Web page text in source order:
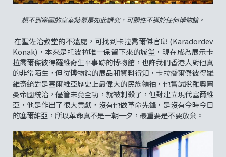
想不到塞國的皇室陵墓是如此講究，可觀性不遜於任何博物館。
在聖佐治教堂的不遠處，可找到卡拉喬爾傑官邸 (Karadordev
Konak)，本來是托波拉唯一保留下來的城堡，現在成為展示卡
拉喬爾傑彼得羅維奇生平事跡的博物館，也許我們香港人對他真
的非常陌生，但從博物館的展品和資料得知，卡拉喬爾傑彼得羅
維奇絕對是塞爾維亞歷史上最偉大的民族領袖，他嘗試脫離奧圖
曼帝國統治，儘管未竟全功，就被刺殺了，但對建立現代塞爾維
亞，他是作出了很大貢獻，沒有他做革命先鋒，是沒有今時今日
的塞爾維亞，所以革命真不是一朝一夕，最重要是不要放棄。